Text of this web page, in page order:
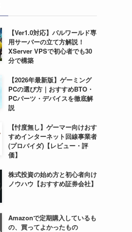
【Ver1.0対応】パルワールド専
用サーバーの立て方解説！
XServer VPSで初心者でも30
分で構築
【2026年最新版】ゲーミング
PCの選び方｜おすすめBTO・
PCパーツ・デバイスを徹底解
説
【忖度無し】ゲーマー向けおす
すめインターネット回線事業者
(プロバイダ)【レビュー・評
価】
株式投資の始め方と初心者向け
ノウハウ【おすすめ証券会社】
Amazonで定期購入しているも
の、買ってよかったもの